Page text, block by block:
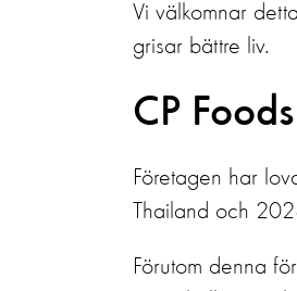
Vi välkomnar
grisar bättre liv.
CP Foods
Företagen har
Thailand och
Förutom denna